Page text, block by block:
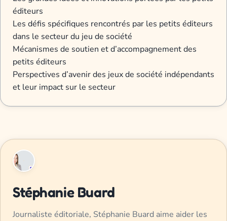
éditeurs
Les défis spécifiques rencontrés par les petits éditeurs
dans le secteur du jeu de société
Mécanismes de soutien et d’accompagnement des
petits éditeurs
Perspectives d’avenir des jeux de société indépendants
et leur impact sur le secteur
Stéphanie Buard
Journaliste éditoriale, Stéphanie Buard aime aider les